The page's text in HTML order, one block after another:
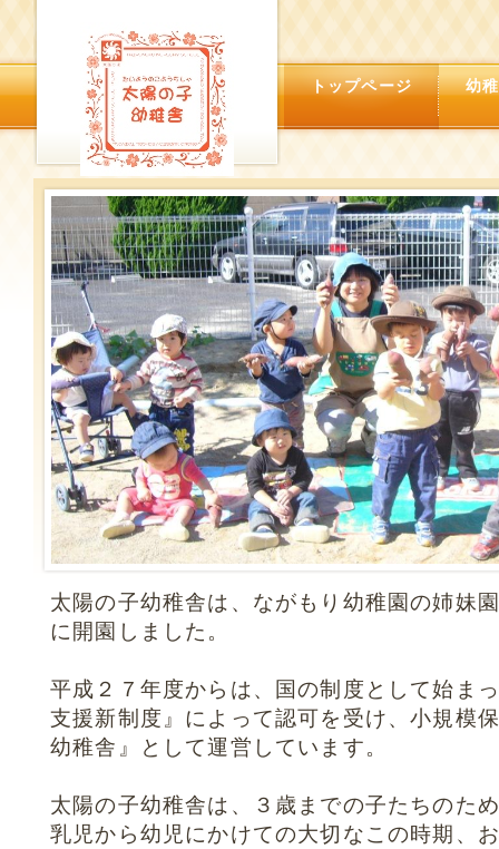
トップページ 幼
太陽の子幼稚舎は、ながもり幼稚園の姉妹
に開園しました。
平成２７年度からは、国の制度として始ま
支援新制度』によって認可を受け、小規模
幼稚舎』として運営しています。
太陽の子幼稚舎は、３歳までの子たちのた
乳児から幼児にかけての大切なこの時期、